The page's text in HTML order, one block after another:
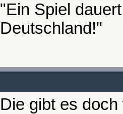
"Ein Spiel
Deutschland!"
Die gibt es